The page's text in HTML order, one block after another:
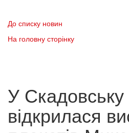
До списку новин
На головну сторінку
У Скадовську
відкрилася